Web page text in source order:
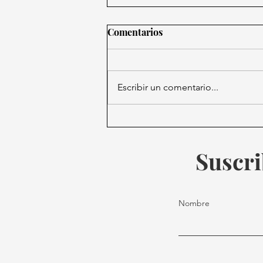
postularse para un tercer
mandato en 2028
Comentarios
Escribir un comentario...
Nombre